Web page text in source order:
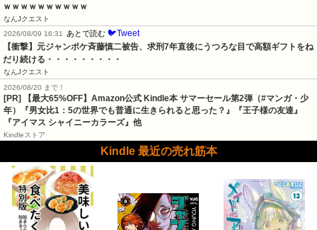
ｗｗｗｗｗｗｗｗｗｗ
なんJクエスト
2026/08/09 16:31
あとで読む 🐦Tweet
【衝撃】元ジャンポケ斉藤慎二被告、求刑7年直後にうつろな目で高額ギフトをね
だり続ける・・・・・・・・・
なんJクエスト
2026/08/20 まで！
[PR]
【最大65%OFF】Amazon公式 Kindle本 サマーセール第2弾（#マンガ・少
年）『男女比1：5の世界でも普通に生きられると思った？』『王子様の友達』
『アイマス シャイニーカラーズ』他
Kindleストア
Kindle 最近の売れ筋本